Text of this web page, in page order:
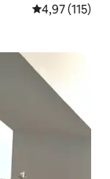
4,97 av 5 i
4,97 (115)